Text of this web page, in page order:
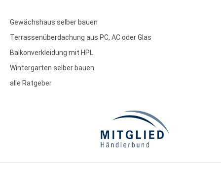
Gewächshaus selber bauen
Terrassenüberdachung aus PC, AC oder Glas
Balkonverkleidung mit HPL
Wintergarten selber bauen
alle Ratgeber